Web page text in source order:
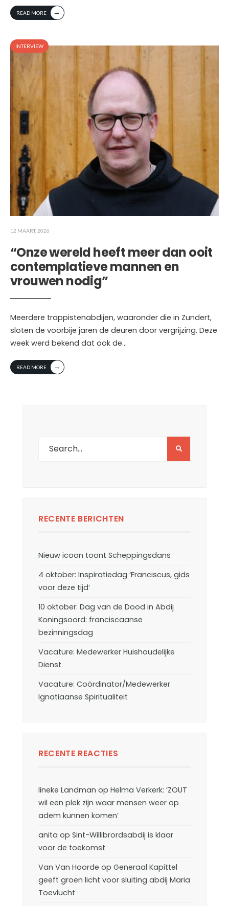
READ MORE →
INTERVIEW
12 MAART, 2026
“Onze wereld heeft meer dan ooit
contemplatieve mannen en
vrouwen nodig”
Meerdere trappistenabdijen, waaronder die in Zundert,
sloten de voorbije jaren de deuren door vergrijzing. Deze
week werd bekend dat ook de...
READ MORE →
RECENTE BERICHTEN
Nieuw icoon toont Scheppingsdans
4 oktober: Inspiratiedag ‘Franciscus, gids
voor deze tijd’
10 oktober: Dag van de Dood in Abdij
Koningsoord: franciscaanse
bezinningsdag
Vacature: Medewerker Huishoudelijke
Dienst
Vacature: Coördinator/Medewerker
Ignatiaanse Spiritualiteit
RECENTE REACTIES
lineke Landman op Helma Verkerk: ‘ZOUT
wil een plek zijn waar mensen weer op
adem kunnen komen’
anita op Sint-Willibrordsabdij is klaar
voor de toekomst
Van Van Hoorde op Generaal Kapittel
geeft groen licht voor sluiting abdij Maria
Toevlucht